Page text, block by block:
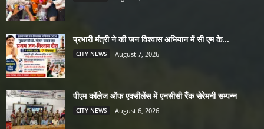
प्रभारी मंत्री ने की जन विश्वास अभियान में सी एम के...
CITY NEWS August 7, 2026
पीएम कॉलेज ऑफ एक्सीलेंस में एनसीसी रैंक सेरेमनी सम्पन्न
CITY NEWS August 6, 2026